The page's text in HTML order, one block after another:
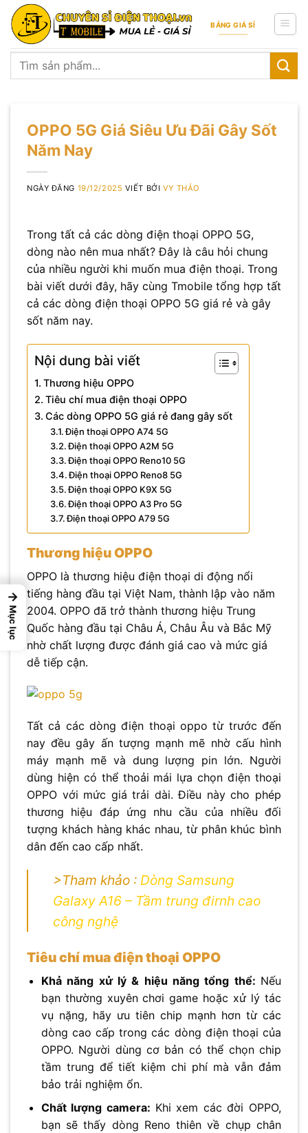
Skip
content
BẢNG GIÁ SỈ
Tìm
OPPO 5G Giá Siêu Ưu Đãi Gây Sốt
Năm Nay
NGÀY ĐĂNG 19/12/2025 VIẾT BỞI VY THẢO
Trong tất cả các dòng điện thoại OPPO 5G,
dòng nào nên mua nhất? Đây là câu hỏi chung
của nhiều người khi muốn mua điện thoại. Trong
bài viết dưới đây, hãy cùng Tmobile tổng hợp tất
cả các dòng điện thoại OPPO 5G giá rẻ và gây
sốt năm nay.
Nội dung bài viết
Thương hiệu OPPO
Tiêu chí mua điện thoại OPPO
Các dòng OPPO 5G giá rẻ đang gây sốt
Điện thoại OPPO A74 5G
Điện thoại OPPO A2M 5G
Điện thoại OPPO Reno10 5G
Điện thoại OPPO Reno8 5G
Điện thoại OPPO K9X 5G
Điện thoại OPPO A3 Pro 5G
Điện thoại OPPO A79 5G
Thương hiệu OPPO
OPPO là thương hiệu điện thoại di động nổi
tiếng hàng đầu tại Việt Nam, thành lập vào năm
2004. OPPO đã trở thành thương hiệu Trung
Quốc hàng đầu tại Châu Á, Châu Âu và Bắc Mỹ
nhờ chất lượng được đánh giá cao và mức giá
dễ tiếp cận.
Tất cả các dòng điện thoại oppo từ trước đến
nay đều gây ấn tượng mạnh mẽ nhờ cấu hình
máy mạnh mẽ và dung lượng pin lớn. Người
dùng hiện có thể thoải mái lựa chọn điện thoại
OPPO với mức giá trải dài. Điều này cho phép
thương hiệu đáp ứng nhu cầu của nhiều đối
tượng khách hàng khác nhau, từ phân khúc bình
dân đến cao cấp nhất.
>Tham khảo : Dòng Samsung
Galaxy A16 – Tầm trung đirnh cao
công nghệ
Tiêu chí mua điện thoại OPPO
Khả năng xử lý & hiệu năng tổng thể: Nếu
bạn thường xuyên chơi game hoặc xử lý tác
vụ nặng, hãy ưu tiên chip mạnh hơn từ các
dòng cao cấp trong các dòng điện thoại của
OPPO. Người dùng cơ bản có thể chọn chip
tầm trung để tiết kiệm chi phí mà vẫn đảm
bảo trải nghiệm ổn.
Chất lượng camera: Khi xem các đời OPPO,
bạn sẽ thấy dòng Reno thiên về chụp chân
→
Mục lục